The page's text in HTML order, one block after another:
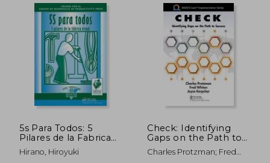
5s Para Todos: 5
Pilares de la Fabrica
Visual (en Inglés)
Hirano, Hiroyuki
Check: Identifying
Gaps on the Path to
Success (Basics
Lean®
Charles Protzman; Fred